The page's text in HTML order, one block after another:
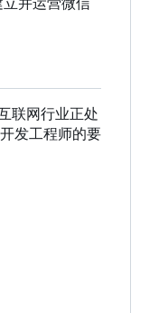
联网行业正处
发工程师的要